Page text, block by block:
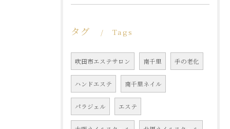
タグ Tags
吹田市エステサロン 南千里 手の老化
ハンドエステ 南千里ネイル
パラジェル エステ